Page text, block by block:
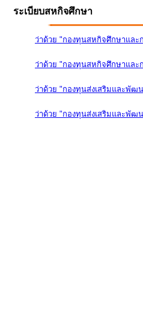
ระเบียบสหกิจศึกษา
ว่าด้วย "กองทุนสหกิจศึกษาและ
ว่าด้วย "กองทุนสหกิจศึกษาและ
ว่าด้วย "กองทุนส่งเสริมและพัฒ
ว่าด้วย "กองทุนส่งเสริมและพัฒ